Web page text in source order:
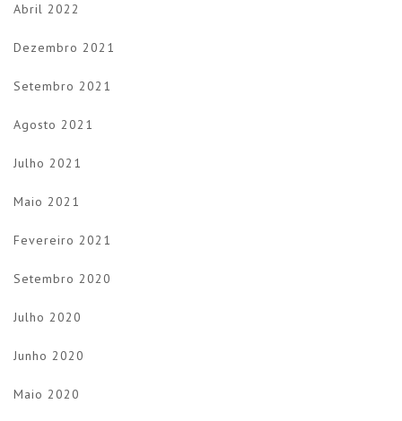
Abril 2022
Dezembro 2021
Setembro 2021
Agosto 2021
Julho 2021
Maio 2021
Fevereiro 2021
Setembro 2020
Julho 2020
Junho 2020
Maio 2020